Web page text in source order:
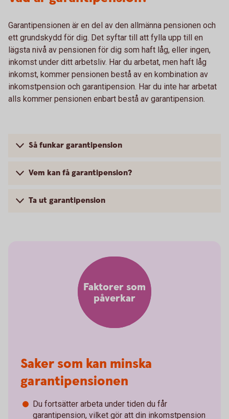
Garantipensionen är en del av den allmänna pensionen och
ett grundskydd för dig. Det syftar till att fylla upp till en
lägsta nivå av pensionen för dig som haft låg, eller ingen,
inkomst under ditt arbetsliv. Har du arbetat, men haft låg
inkomst, kommer pensionen bestå av en kombination av
inkomstpension och garantipension. Har du inte har arbetat
alls kommer pensionen enbart bestå av garantipension.
Så funkar garantipension
Vem kan få garantipension?
Ta ut garantipension
Faktorer som
påverkar
Saker som kan minska
garantipensionen
Du fortsätter arbeta under tiden du får
garantipension, vilket gör att din inkomstpension